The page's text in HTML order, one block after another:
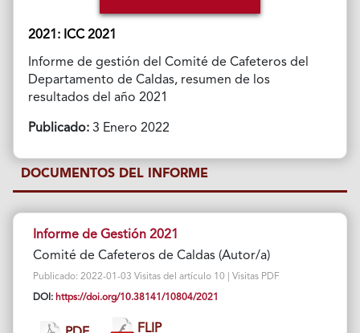
2021: ICC 2021
Informe de gestión del Comité de Cafeteros del
Departamento de Caldas, resumen de los
resultados del año 2021
Publicado:3 Enero 2022
DOCUMENTOS DEL INFORME
Informe de Gestión 2021
Comité de Cafeteros de Caldas (Autor/a)
Publicado: 2022-01-03 Visitas del artículo 10 | Visitas PDF
DOI: https://doi.org/10.38141/10804/2021
FLIP